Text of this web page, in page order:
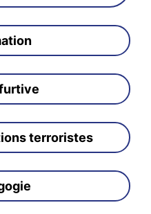
terroristes